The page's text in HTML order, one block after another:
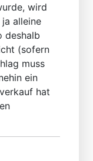
wird
alleine
deshalb
(sofern
muss
ein
hat